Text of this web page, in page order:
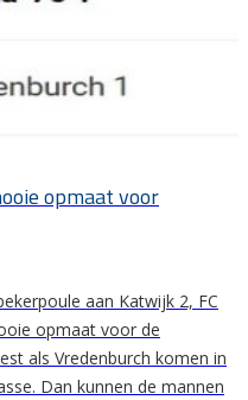
opmaat voor
aan Katwijk 2, FC
opmaat voor de
als Vredenburch komen in
Dan kunnen de mannen